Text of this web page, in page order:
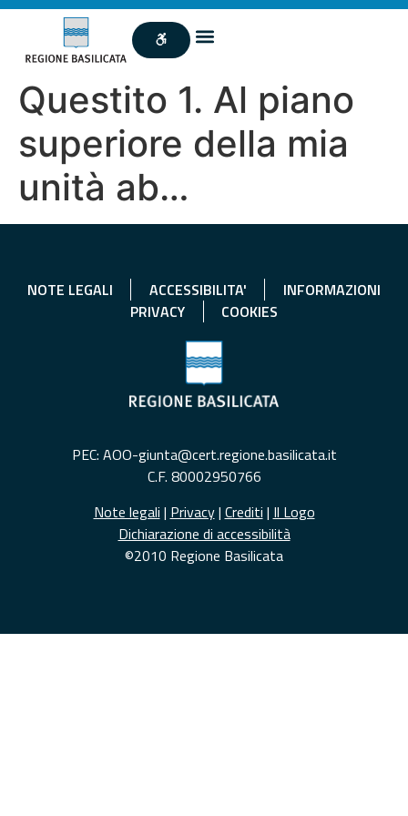
Questito 1. Al piano
superiore della mia
unità ab…
NOTE LEGALI ACCESSIBILITA'
INFORMAZIONI
PRIVACY
COOKIES
PEC: AOO-giunta@cert.regione.basilicata.it
C.F. 80002950766
Note legali | Privacy| Crediti | Il Logo
Dichiarazione di accessibilità
©2010 Regione Basilicata